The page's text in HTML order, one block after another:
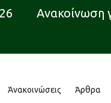
Ανακοίνωση
Άνακοινώσεις Άρθρα